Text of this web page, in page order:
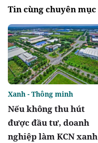
Tin cùng chuyên mục
Nếu không thu hút
được đầu tư, doanh
nghiệp làm KCN xanh
Xanh - Thông minh